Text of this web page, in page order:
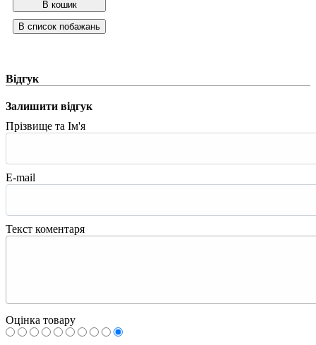
Відгук
Залишити відгук
Прізвище та Ім'я
E-mail
Текст коментаря
Оцінка товару